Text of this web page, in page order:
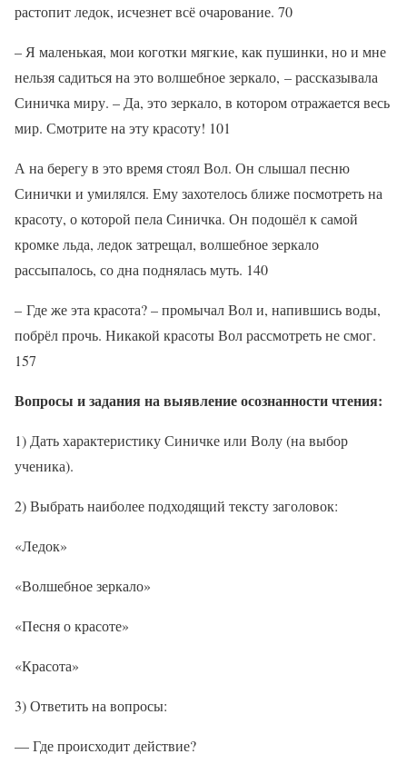
растопит ледок, исчезнет всё очарование. 70
– Я маленькая, мои коготки мягкие, как пушинки, но и мне
нельзя садиться на это волшебное зеркало, – рассказывала
Синичка миру. – Да, это зеркало, в котором отражается весь
мир. Смотрите на эту красоту! 101
А на берегу в это время стоял Вол. Он слышал песню
Синички и умилялся. Ему захотелось ближе посмотреть на
красоту, о которой пела Синичка. Он подошёл к самой
кромке льда, ледок затрещал, волшебное зеркало
рассыпалось, со дна поднялась муть. 140
– Где же эта красота? – промычал Вол и, напившись воды,
побрёл прочь. Никакой красоты Вол рассмотреть не смог.
157
Вопросы и задания на выявление осознанности чтения:
1) Дать характеристику Синичке или Волу (на выбор
ученика).
2) Выбрать наиболее подходящий тексту заголовок:
«Ледок»
«Волшебное зеркало»
«Песня о красоте»
«Красота»
3) Ответить на вопросы:
— Где происходит действие?